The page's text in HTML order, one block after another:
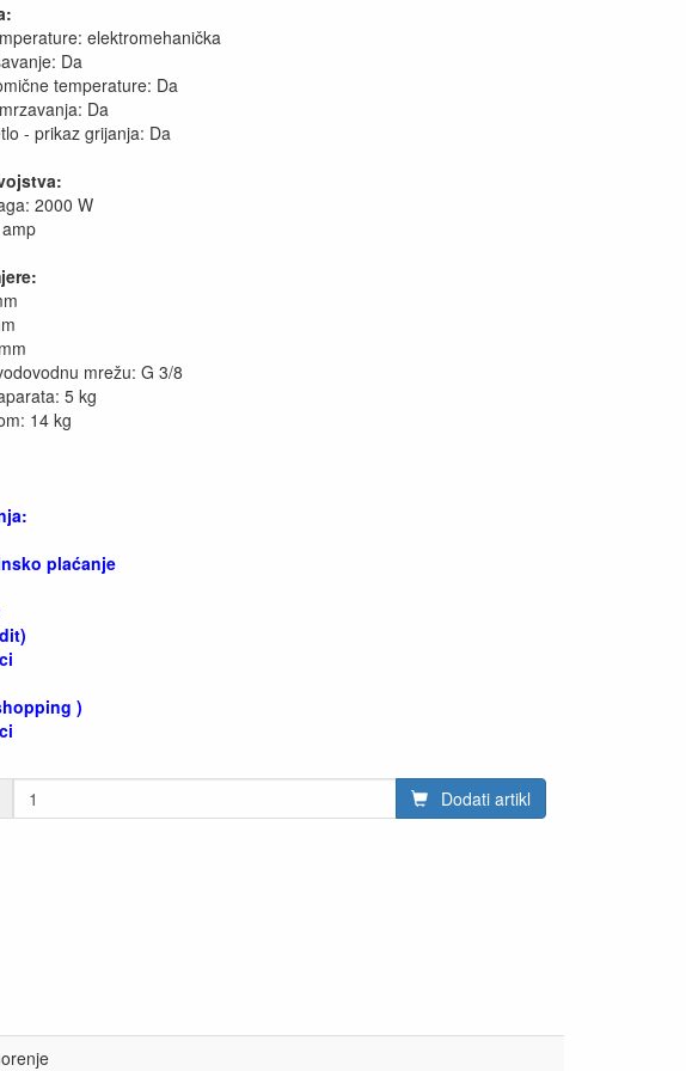
elektromehanička
Da
temperature: Da
Da
- prikaz grijanja: Da
2000 W
mrežu: G 3/8
5 kg
14 kg
plaćanje
)
Dodati artikl